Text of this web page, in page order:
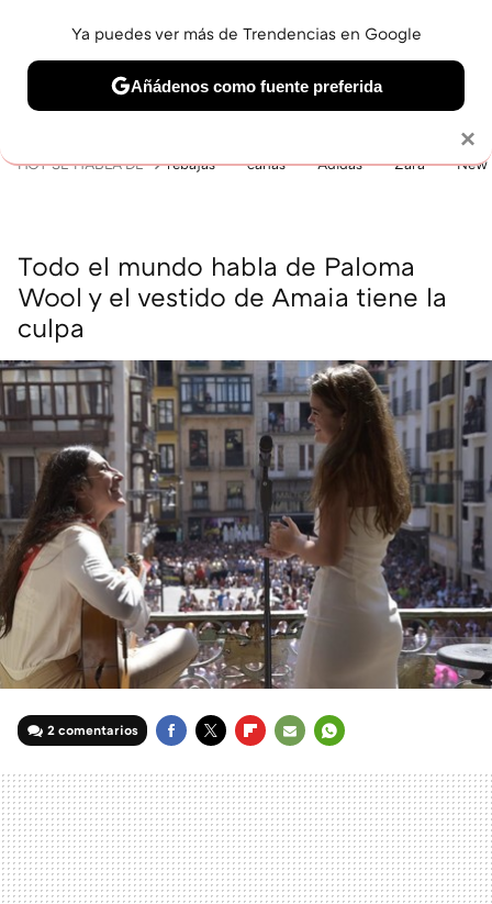
BELLEZA SHOPPING VIAJES GASTRO SNEAKERS
HOY SE HABLA DE rebajas canas Adidas Zara New
Todo el mundo habla de Paloma
Wool y el vestido de Amaia tiene la
culpa
2 comentarios
MAIL
×
Ya puedes ver más de Trendencias en Google
Añádenos como fuente preferida